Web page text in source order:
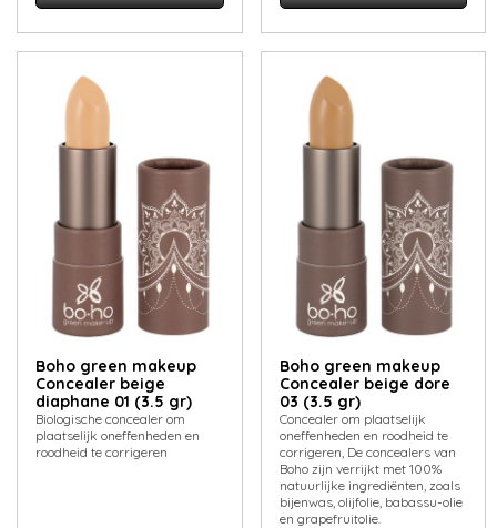
Boho green makeup
Concealer beige
diaphane 01 (3.5 gr)
Biologische concealer om
plaatselijk oneffenheden en
roodheid te corrigeren
Boho green makeup
Concealer beige dore
03 (3.5 gr)
Concealer om plaatselijk
oneffenheden en roodheid te
corrigeren, De concealers van
Boho zijn verrijkt met 100%
natuurlijke ingrediënten, zoals
bijenwas, olijfolie, babassu-olie
en grapefruitolie.